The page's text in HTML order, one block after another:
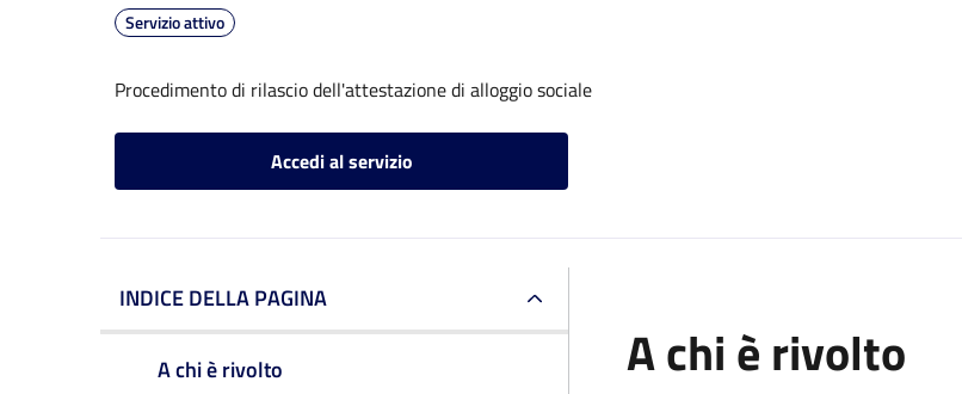
Servizio attivo
Procedimento di rilascio dell'attestazione di alloggio sociale
Accedi al servizio
INDICE DELLA PAGINA
A chi è rivolto
A chi è rivolto